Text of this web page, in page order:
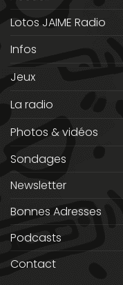
Lotos JAIME Radio
Infos
Jeux
La radio
Photos & vidéos
Sondages
Newsletter
Bonnes Adresses
Podcasts
Contact